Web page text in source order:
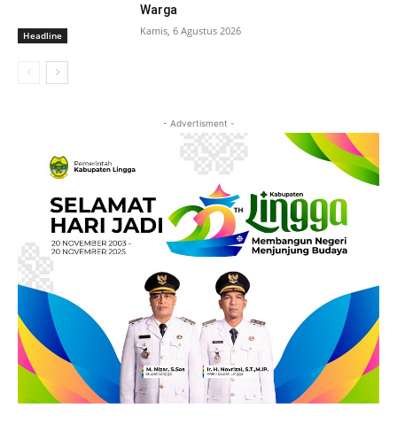
Headline
Warga
Kamis, 6 Agustus 2026
- Advertisment -